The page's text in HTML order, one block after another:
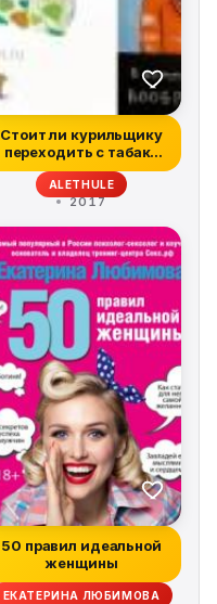
Стоит ли курильщику
переходить с табака
на электро...
ALETHULE
2017
50 правил идеальной
женщины
ЕКАТЕРИНА ЛЮБИМОВА